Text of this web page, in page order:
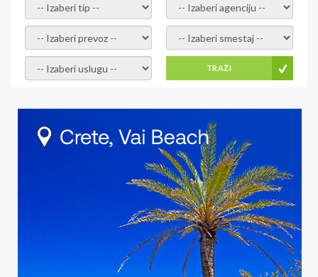
- izaberi tip - - izaberi agenciju -
- izaberi prevoz - - Izaberite smestaj -
- Izaberite uslugu - TRAŽI